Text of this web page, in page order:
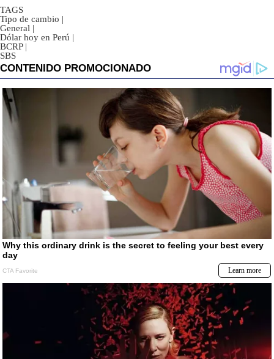
TAGS
Tipo de cambio |
General |
Dólar hoy en Perú |
BCRP |
SBS